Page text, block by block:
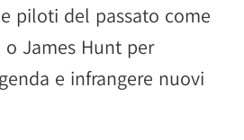
piloti del passato come
o James Hunt per
e infrangere nuovi